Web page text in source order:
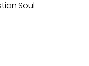
Soul